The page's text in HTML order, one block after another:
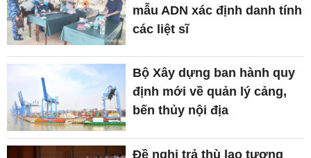
mẫu ADN xác định danh tính
các liệt sĩ
Bộ Xây dựng ban hành quy
định mới về quản lý cảng,
bến thủy nội địa
Đề nghị trả thù lao tương